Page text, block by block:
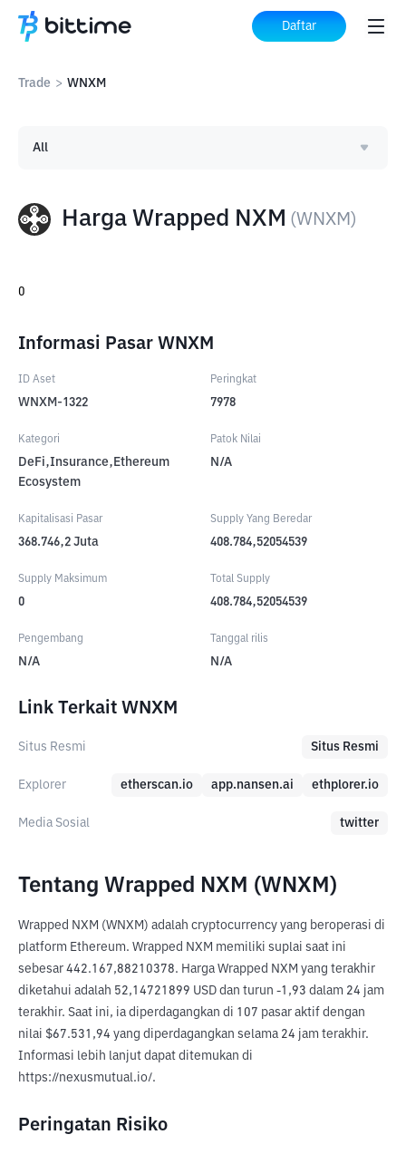
Daftar
Trade > WNXM
Harga Wrapped NXM (WNXM )
All
0
Informasi Pasar WNXM
ID Aset
WNXM-1322
Peringkat
7978
Kategori
DeFi,Insurance,Ethereum
Ecosystem
Patok Nilai
N/A
Kapitalisasi Pasar
368.746,2 Juta
Supply Yang Beredar
408.784,52054539
Supply Maksimum
0
Total Supply
408.784,52054539
Pengembang
N/A
Tanggal rilis
N/A
Link Terkait WNXM
Situs Resmi Situs Resmi
Explorer etherscan.io app.nansen.ai ethplorer.io
Media Sosial twitter
Tentang Wrapped NXM (WNXM)
Wrapped NXM (WNXM) adalah cryptocurrency yang beroperasi di
platform Ethereum. Wrapped NXM memiliki suplai saat ini
sebesar 442.167,88210378. Harga Wrapped NXM yang terakhir
diketahui adalah 52,14721899 USD dan turun -1,93 dalam 24 jam
terakhir. Saat ini, ia diperdagangkan di 107 pasar aktif dengan
nilai $67.531,94 yang diperdagangkan selama 24 jam terakhir.
Informasi lebih lanjut dapat ditemukan di
https://nexusmutual.io/.
Peringatan Risiko